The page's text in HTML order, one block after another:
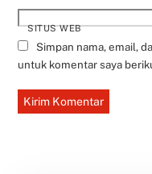
SITUS WEB
Simpan nama, email,
untuk komentar saya